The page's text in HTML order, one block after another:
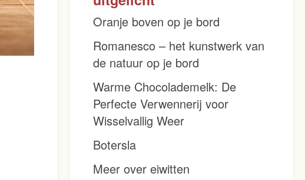
Oranje boven op je bord
Romanesco – het kunstwerk van
de natuur op je bord
Warme Chocolademelk: De
Perfecte Verwennerij voor
Wisselvallig Weer
Botersla
Meer over eiwitten